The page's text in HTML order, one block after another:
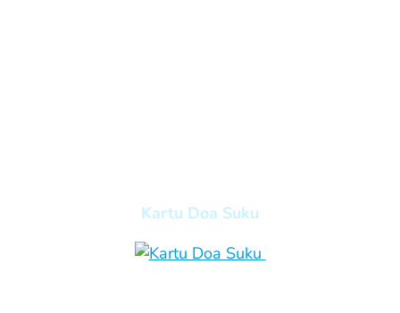
Kartu Doa Suku